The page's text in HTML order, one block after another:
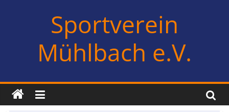
Sportverein
Mühlbach e.V.